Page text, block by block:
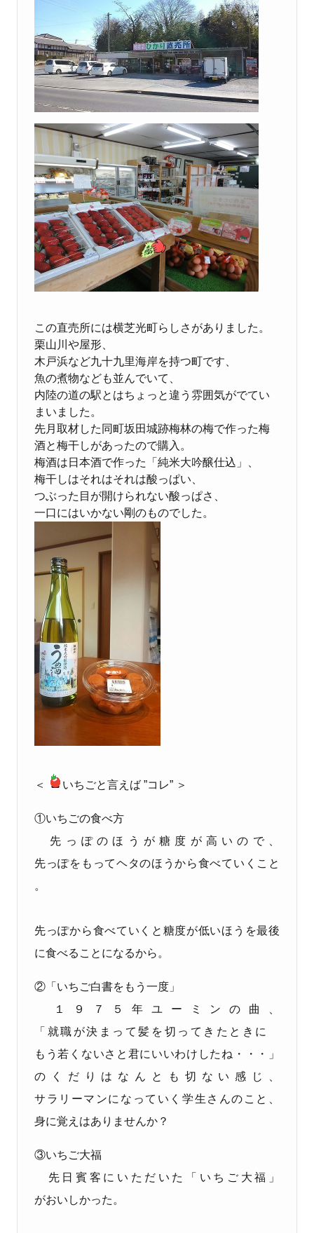
この直売所には横芝光町らしさがありました。
栗山川や屋形、
木戸浜など九十九里海岸を持つ町です、
魚の煮物なども並んでいて、
内陸の道の駅とはちょっと違う雰囲気がでてい
まいました。
先月取材した同町坂田城跡梅林の梅で作った梅
酒と梅干しがあったので購入。
梅酒は日本酒で作った「純米大吟醸仕込」、
梅干しはそれはそれは酸っぱい、
つぶった目が開けられない酸っぱさ、
一口にはいかない剛のものでした。
＜ いちごと言えば ”コレ” ＞
①いちごの食べ方
先っぽのほうが糖度が高いので、
先っぽをもってヘタのほうから食べていくこと
。
先っぽから食べていくと糖度が低いほうを最後
に食べることになるから。
②「いちご白書をもう一度」
１９７５年ユーミンの曲、
「就職が決まって髪を切ってきたときに
もう若くないさと君にいいわけしたね・・・」
のくだりはなんとも切ない感じ、
サラリーマンになっていく学生さんのこと、
身に覚えはありませんか？
③いちご大福
先日賓客にいただいた「いちご大福」
がおいしかった。